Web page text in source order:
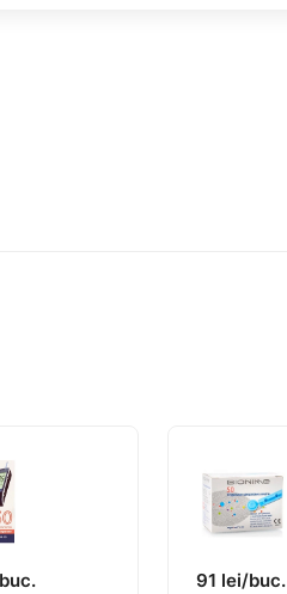
91 lei/buc.